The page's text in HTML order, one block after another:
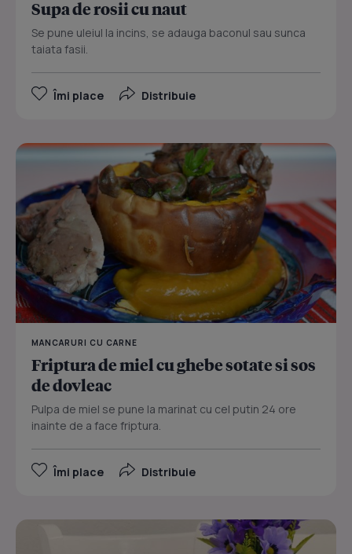
Supa de rosii cu naut
Se pune uleiul la incins, se adauga baconul sau sunca
taiata fasii.
Îmi place Distribuie
MANCARURI CU CARNE
Friptura de miel cu ghebe sotate si sos
de dovleac
Pulpa de miel se pune la marinat cu cel putin 24 ore
inainte de a face friptura.
Îmi place Distribuie